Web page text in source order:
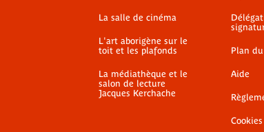
La salle de cinéma
L'art aborigène sur le
toit et les plafonds
La médiathèque et le
salon de lecture
Jacques Kerchache
Plan
Aide
Cookies